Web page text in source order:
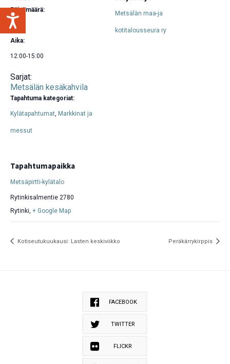
Päivämäärä:
15.7.
Aika:
12:00-15:00
Sarjat:
Metsälän kesäkahvila
Tapahtuma kategoriat:
Kylätapahtumat, Markkinat ja
messut
Tapahtumapaikka
Metsäpirtti-kylätalo
Rytinkisalmentie 2780
Rytinki, + Google Map
Metsälän maa-ja
kotitalousseura ry
Kotiseutukuukausi: Lasten keskiviikko Peräkärrykirppis
FACEBOOK
TWITTER
FLICKR